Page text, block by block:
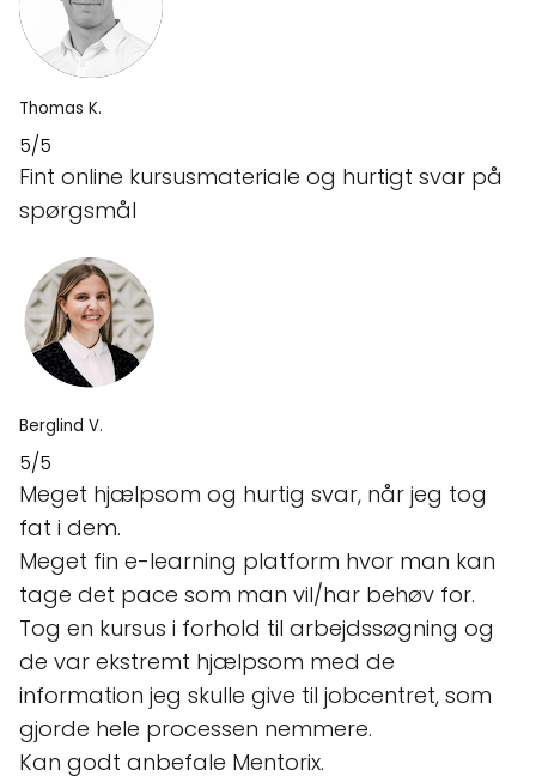
Thomas K.
5/5
Fint online kursusmateriale og hurtigt svar på
spørgsmål
Berglind V.
5/5
Meget hjælpsom og hurtig svar, når jeg tog
fat i dem.
Meget fin e-learning platform hvor man kan
tage det pace som man vil/har behøv for.
Tog en kursus i forhold til arbejdssøgning og
de var ekstremt hjælpsom med de
information jeg skulle give til jobcentret, som
gjorde hele processen nemmere.
Kan godt anbefale Mentorix.